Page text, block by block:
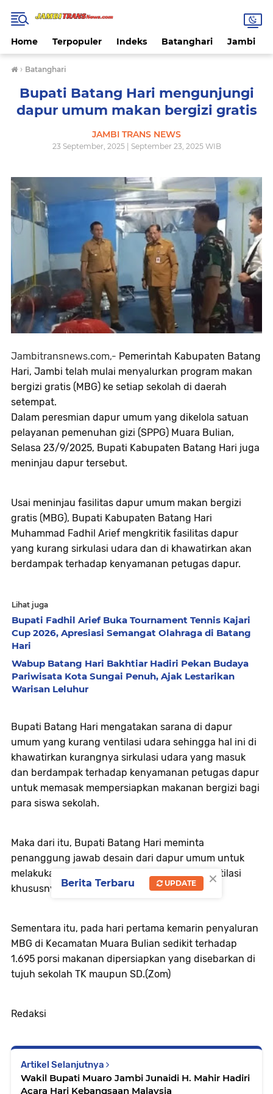
Home Terpopuler Indeks Batanghari Jambi
› Batanghari
Bupati Batang Hari mengunjungi
dapur umum makan bergizi gratis
JAMBI TRANS NEWS
23 September, 2025 | September 23, 2025 WIB
Jambitransnews.com,- Pemerintah Kabupaten Batang
Hari, Jambi telah mulai menyalurkan program makan
bergizi gratis (MBG) ke setiap sekolah di daerah
setempat.
Dalam peresmian dapur umum yang dikelola satuan
pelayanan pemenuhan gizi (SPPG) Muara Bulian,
Selasa 23/9/2025, Bupati Kabupaten Batang Hari juga
meninjau dapur tersebut.
Usai meninjau fasilitas dapur umum makan bergizi
gratis (MBG), Bupati Kabupaten Batang Hari
Muhammad Fadhil Arief mengkritik fasilitas dapur
yang kurang sirkulasi udara dan di khawatirkan akan
berdampak terhadap kenyamanan petugas dapur.
Lihat juga
Bupati Fadhil Arief Buka Tournament Tennis Kajari
Cup 2026, Apresiasi Semangat Olahraga di Batang
Hari
Wabup Batang Hari Bakhtiar Hadiri Pekan Budaya
Pariwisata Kota Sungai Penuh, Ajak Lestarikan
Warisan Leluhur
Bupati Batang Hari mengatakan sarana di dapur
umum yang kurang ventilasi udara sehingga hal ini di
khawatirkan kurangnya sirkulasi udara yang masuk
dan berdampak terhadap kenyamanan petugas dapur
untuk memasak mempersiapkan makanan bergizi bagi
para siswa sekolah.
Maka dari itu, Bupati Batang Hari meminta
penanggung jawab desain dari dapur umum untuk
melakukan perbaikan dengan menambah ventilasi
khususnya di area memasak.
Sementara itu, pada hari pertama kemarin penyaluran
MBG di Kecamatan Muara Bulian sedikit terhadap
1.695 porsi makanan dipersiapkan yang disebarkan di
tujuh sekolah TK maupun SD.(Zom)
Redaksi
Artikel Selanjutnya
Wakil Bupati Muaro Jambi Junaidi H. Mahir Hadiri
Acara Hari Kebangsaan Malaysia
×
Berita Terbaru UPDATE